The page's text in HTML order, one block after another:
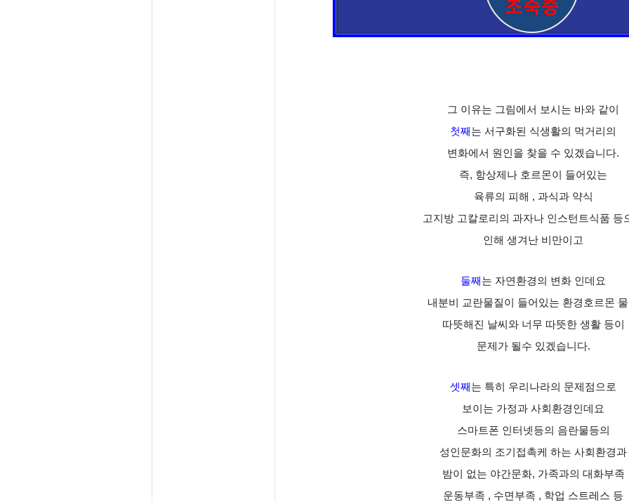
그 이유는 그림에서 보시는 바와 같이
첫째 는 서구화된 식생활의 먹거리의
변화에서 원인을 찾을 수 있겠습니다.
즉, 항상제나 호르몬이 들어있는
육류의 피해 , 과식과 약식
고지방 고칼로리의 과자나 인스턴트식품 등
인해 생겨난 비만이고
둘째 는 자연환경의 변화 인데요
내분비 교란물질이 들어있는 환경호르몬
따뜻해진 날씨와 너무 따뜻한 생활 등이
문제가 될수 있겠습니다.
셋째 는 특히 우리나라의 문제점으로
보이는 가정과 사회환경인데요
스마트폰 인터넷등의 음란물등의
성인문화의 조기접촉케 하는 사회환경과
밤이 없는 야간문화, 가족과의 대화부족
운동부족 , 수면부족 , 학업 스트레스 등